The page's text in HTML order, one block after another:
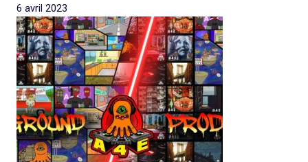
6 avril 2023